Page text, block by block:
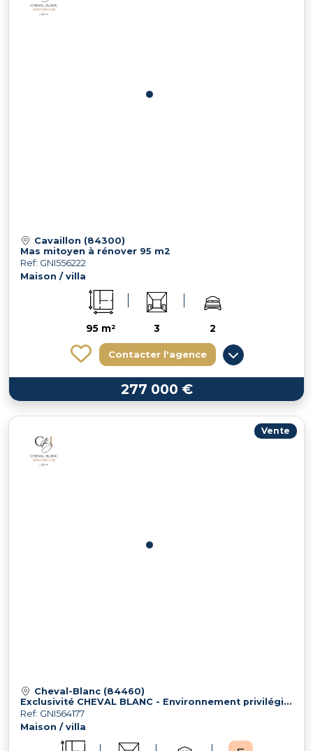
Cavaillon (84300)
Mas mitoyen à rénover 95 m2
Ref: GNI556222
Maison / villa
95 m² 3 2
Contacter l'agence
277 000 €
Vente
Cheval-Blanc (84460)
Exclusivité CHEVAL BLANC - Environnement privilégié avec vue dégagée
Ref: GNI564177
Maison / villa